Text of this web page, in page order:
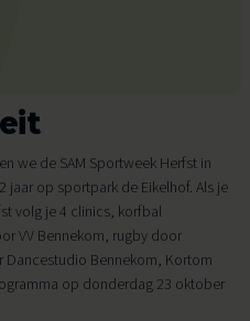
we de SAM Sportweek Herfst in
jaar op sportpark de Eikelhof. Als je
volg je 4 clinics, korfbal
VV Bennekom, rugby door
Dancestudio Bennekom, Kortom
op donderdag 23 oktober